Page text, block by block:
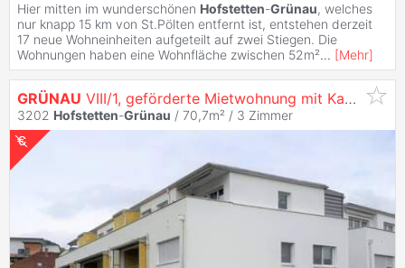
Hier mitten im wunderschönen Hofstetten-Grünau, welches
nur knapp 15 km von St.Pölten entfernt ist, entstehen derzeit
17 neue Wohneinheiten aufgeteilt auf zwei Stiegen. Die
Wohnungen haben eine Wohnfläche zwischen 52m²... [Mehr]
GRÜNAU VIII/1, geförderte Mietwohnung mit Kaufoption, 2.OG, Top A/11, 1000/00011261/00001111
3202 Hofstetten-Grünau / 70,7m² / 3 Zimmer